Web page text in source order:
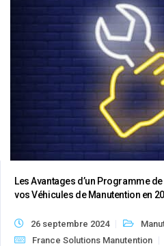
Les Avantages d’un Programme
vos Véhicules de Manutention en
26 septembre 2024
France Solutions Manutention